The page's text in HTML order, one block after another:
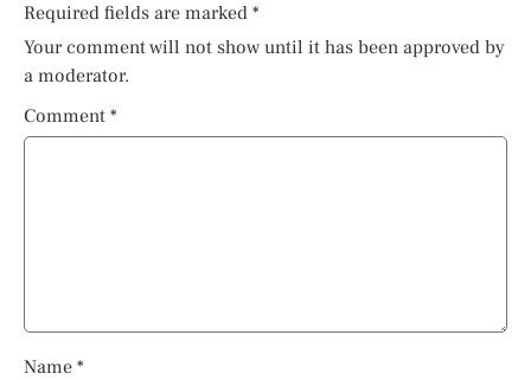
Required fields are marked *
Your comment will not show until it has been approved by
a moderator.
Comment *
Name *